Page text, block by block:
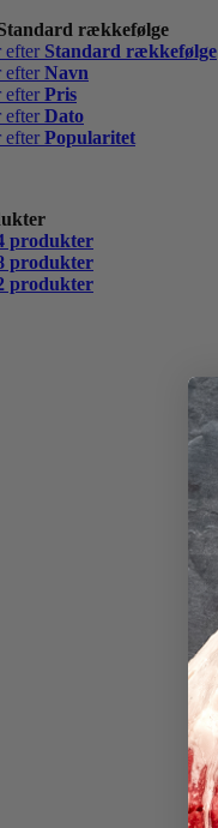
rækkefølge
efter Standard rækkefølge
efter Navn
efter Pris
efter Dato
efter Popularitet
produkter
produkter
produkter